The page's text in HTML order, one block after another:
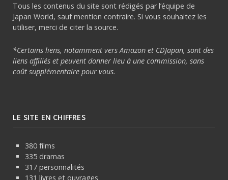
Tous les contenus du site sont rédigés par l’équipe de
Japan World, sauf mention contraire. Si vous souhaitez les
utiliser, merci de citer la source.
*Certains liens, notamment vers Amazon et CDJapan, sont des
liens affiliés et peuvent donner lieu à une commission, sans
coût supplémentaire pour vous.
LE SITE EN CHIFFRES
380 films
335 dramas
317 personnalités
131 livres et ouvrages